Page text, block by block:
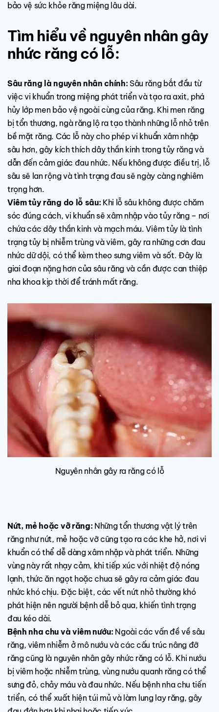
bảo vệ sức khỏe răng miệng lâu dài.
Tìm hiểu về nguyên nhân gây
nhức răng có lỗ:
Sâu răng là nguyên nhân chính: Sâu răng bắt đầu từ
việc vi khuẩn trong miệng phát triển và tạo ra axit, phá
hủy lớp men bảo vệ ngoài cùng của răng. Khi men răng
bị tổn thương, ngà răng lộ ra tạo thành những lỗ nhỏ trên
bề mặt răng. Các lỗ này cho phép vi khuẩn xâm nhập
sâu hơn, gây kích thích dây thần kinh trong tủy răng và
dẫn đến cảm giác đau nhức. Nếu không được điều trị, lỗ
sâu sẽ lan rộng và tình trạng đau sẽ ngày càng nghiêm
trọng hơn.
Viêm tủy răng do lỗ sâu: Khi lỗ sâu không được chăm
sóc đúng cách, vi khuẩn sẽ xâm nhập vào tủy răng – nơi
chứa các dây thần kinh và mạch máu. Viêm tủy là tình
trạng tủy bị nhiễm trùng và viêm, gây ra những cơn đau
nhức dữ dội, có thể kèm theo sưng viêm và sốt. Đây là
giai đoạn nặng hơn của sâu răng và cần được can thiệp
nha khoa kịp thời để tránh mất răng.
Nguyên nhân gây ra răng có lỗ
Nứt, mẻ hoặc vỡ răng: Những tổn thương vật lý trên
răng như nứt, mẻ hoặc vỡ cũng tạo ra các khe hở, nơi vi
khuẩn có thể dễ dàng xâm nhập và phát triển. Những
vùng này rất nhạy cảm, khi tiếp xúc với nhiệt độ nóng
lạnh, thức ăn ngọt hoặc chua sẽ gây ra cảm giác đau
nhức khó chịu. Đặc biệt, các vết nứt nhỏ thường khó
phát hiện nên người bệnh dễ bỏ qua, khiến tình trạng
đau kéo dài.
Bệnh nha chu và viêm nướu: Ngoài các vấn đề về sâu
răng, viêm nhiễm ở mô nướu và các cấu trúc nâng đỡ
răng cũng là nguyên nhân gây nhức răng có lỗ. Khi nướu
bị viêm hoặc nhiễm trùng, vùng nướu quanh răng có thể
sưng đỏ, chảy máu và đau nhức. Nếu bệnh nha chu tiến
triển, có thể xuất hiện túi mủ và làm lung lay răng, gây